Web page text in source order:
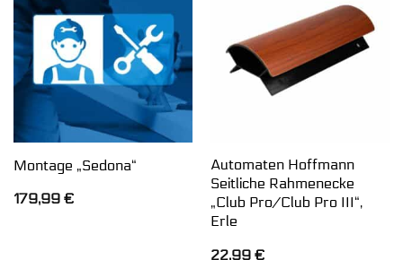
Montage „Sedona“
179,99 €
Automaten Hoffmann
Seitliche Rahmenecke
„Club Pro/Club Pro III“,
Erle
22,99 €